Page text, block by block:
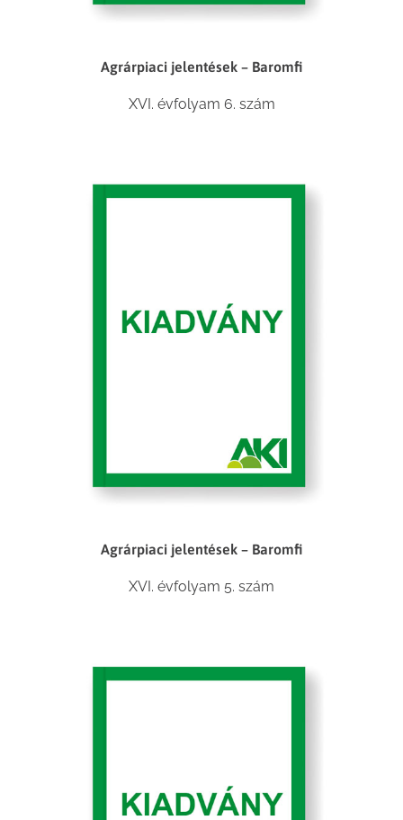
Agrárpiaci jelentések – Baromfi
XVI. évfolyam 6. szám
Agrárpiaci jelentések – Baromfi
XVI. évfolyam 5. szám